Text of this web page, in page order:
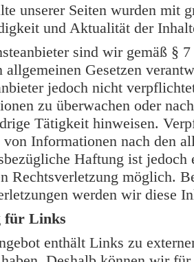
unserer Seiten wurden mit
und Aktualität der
sind wir gemäß §
allgemeinen Gesetzen
jedoch nicht
zu überwachen oder
Tätigkeit hinweisen.
Informationen nach den
Haftung ist
Rechtsverletzung möglich.
werden wir diese
für Links
enthält Links zu